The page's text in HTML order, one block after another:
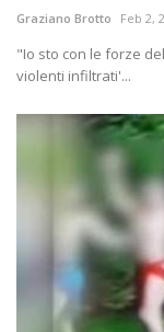
Graziano Brotto Feb 2,
"Io sto con le forze
violenti infiltrati'...